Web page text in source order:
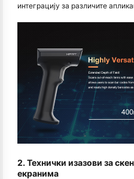
интеграцију за различите
2. Технички изазови за
екранима